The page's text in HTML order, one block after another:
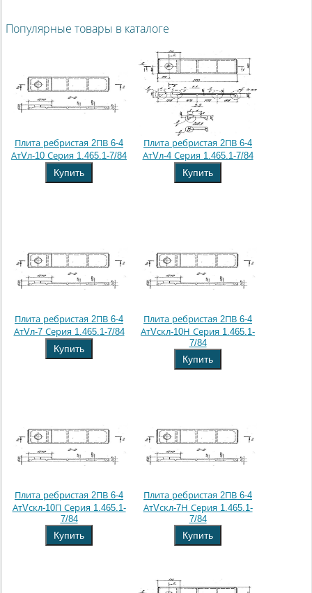
Популярные товары в каталоге
Плита ребристая 2ПВ 6-4
АтVл-10 Серия 1.465.1-7/84
Купить
Плита ребристая 2ПВ 6-4
АтVл-4 Серия 1.465.1-7/84
Купить
Плита ребристая 2ПВ 6-4
АтVл-7 Серия 1.465.1-7/84
Купить
Плита ребристая 2ПВ 6-4
АтVскл-10Н Серия 1.465.1-
7/84
Купить
Плита ребристая 2ПВ 6-4
АтVскл-10П Серия 1.465.1-
7/84
Купить
Плита ребристая 2ПВ 6-4
АтVскл-7Н Серия 1.465.1-
7/84
Купить